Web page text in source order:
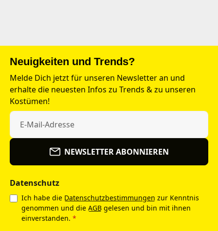
Neuigkeiten und Trends?
Melde Dich jetzt für unseren Newsletter an und
erhalte die neuesten Infos zu Trends & zu unseren
Kostümen!
NEWSLETTER ABONNIEREN
Datenschutz
Ich habe die Datenschutzbestimmungen zur Kenntnis
genommen und die AGB gelesen und bin mit ihnen
einverstanden. *